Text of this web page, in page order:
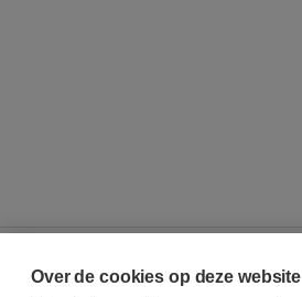
Over de cookies op deze website